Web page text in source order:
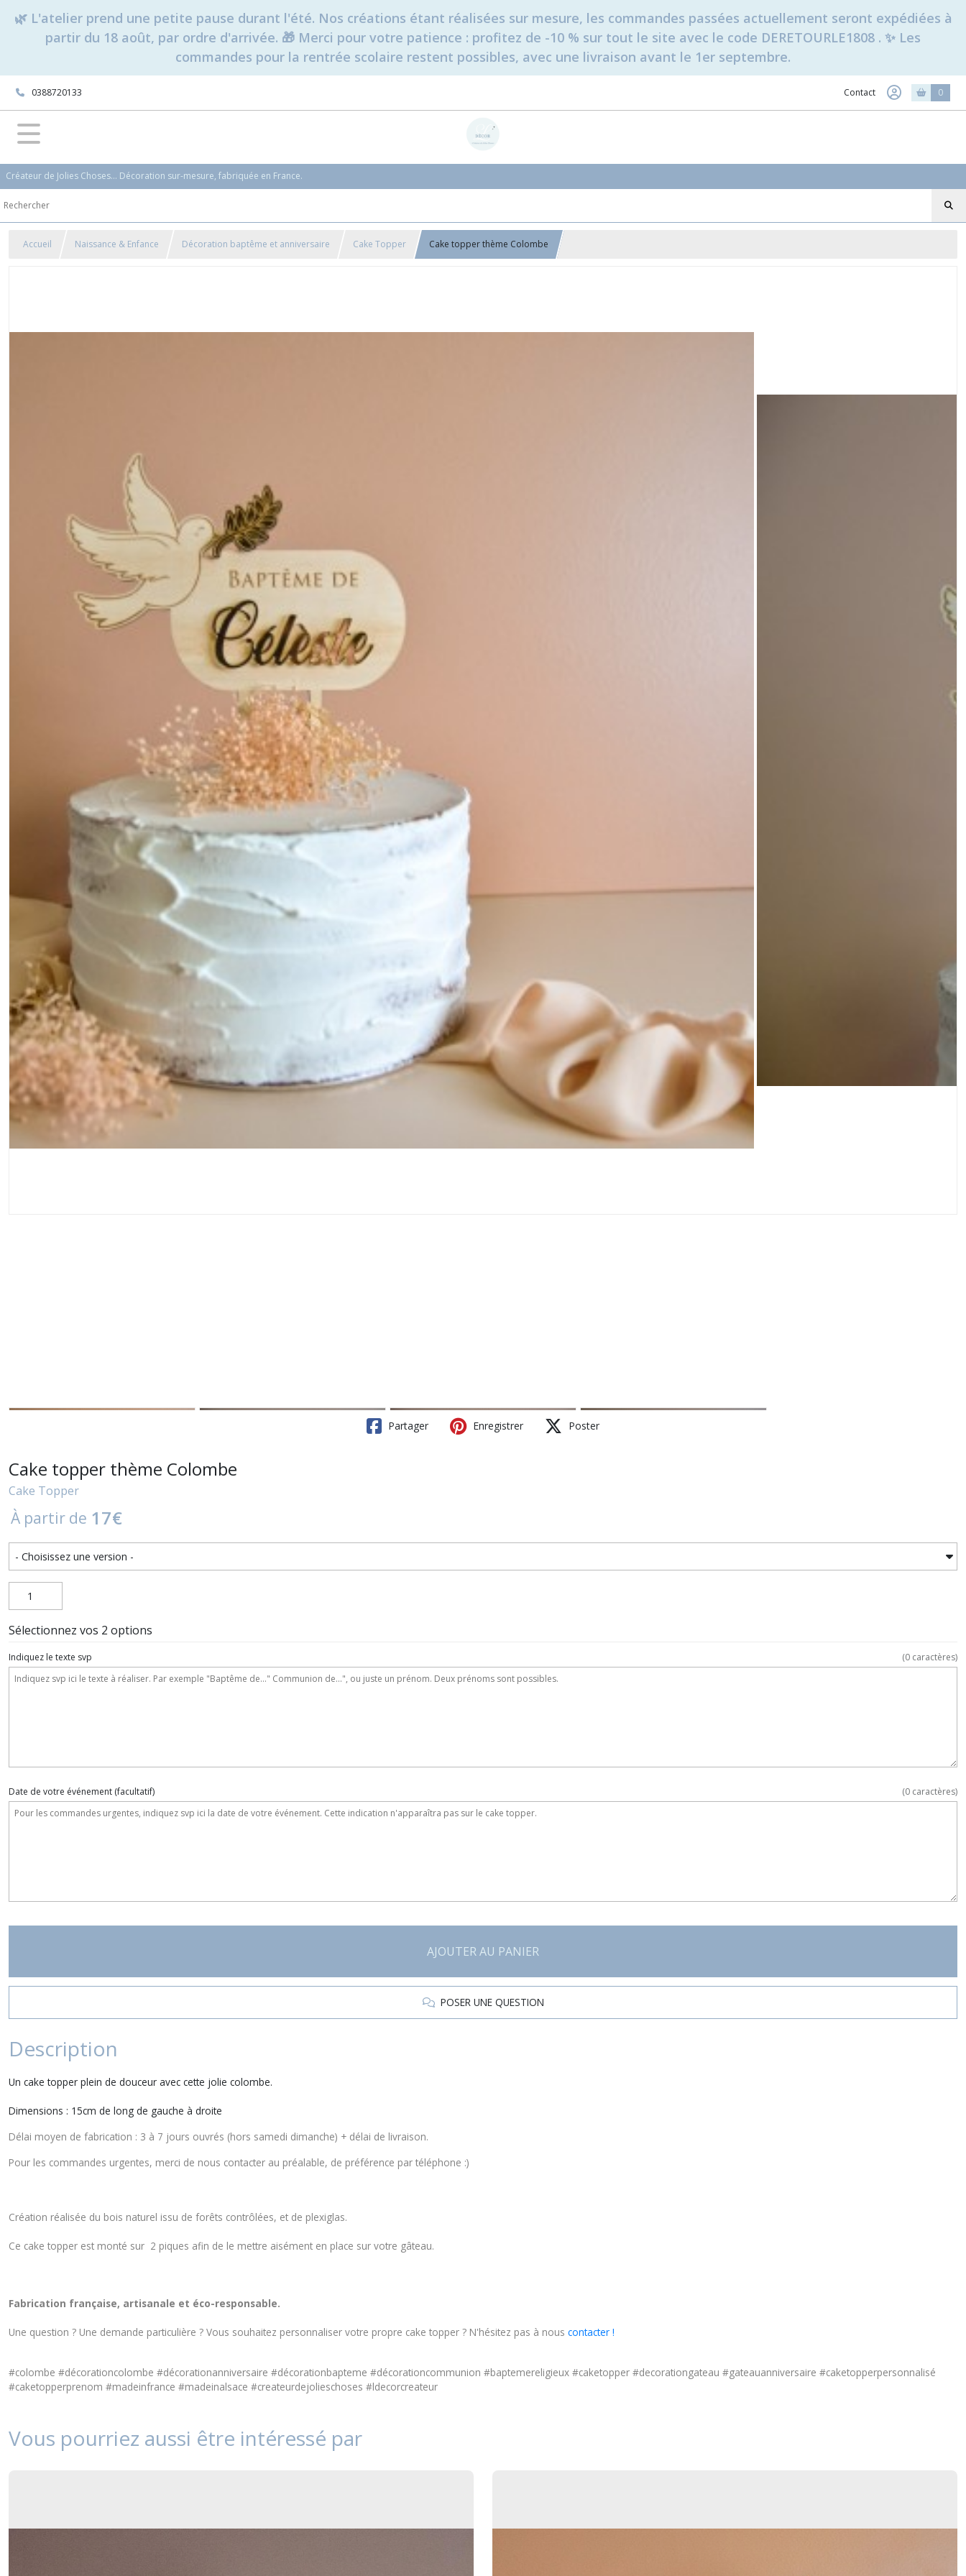
🌿 L'atelier prend une petite pause durant l'été. Nos créations étant réalisées sur mesure, les commandes passées actuellement seront expédiées à
partir du 18 août, par ordre d'arrivée. 🎁 Merci pour votre patience : profitez de -10 % sur tout le site avec le code DERETOURLE1808 . ✨ Les
commandes pour la rentrée scolaire restent possibles, avec une livraison avant le 1er septembre.
0388720133 Contact 0
Créateur de Jolies Choses... Décoration sur-mesure, fabriquée en France.
Accueil Naissance & Enfance Décoration baptême et anniversaire Cake Topper Cake topper thème Colombe
Partager Enregistrer Poster
Cake topper thème Colombe
Cake Topper
À partir de 17€
Sélectionnez vos 2 options
Indiquez le texte svp (0 caractères)
Date de votre événement (facultatif) (0 caractères)
AJOUTER AU PANIER
POSER UNE QUESTION
Description
Un cake topper plein de douceur avec cette jolie colombe.
Dimensions : 15cm de long de gauche à droite
Délai moyen de fabrication : 3 à 7 jours ouvrés (hors samedi dimanche) + délai de livraison.
Pour les commandes urgentes, merci de nous contacter au préalable, de préférence par téléphone :)
Création réalisée du bois naturel issu de forêts contrôlées, et de plexiglas.
Ce cake topper est monté sur 2 piques afin de le mettre aisément en place sur votre gâteau.
Fabrication française, artisanale et éco-responsable.
Une question ? Une demande particulière ? Vous souhaitez personnaliser votre propre cake topper ? N'hésitez pas à nous contacter !
#colombe #décorationcolombe #décorationanniversaire #décorationbapteme #décorationcommunion #baptemereligieux #caketopper #decorationgateau #gateauanniversaire #caketopperpersonnalisé
#caketopperprenom #madeinfrance #madeinalsace #createurdejolieschoses #ldecorcreateur
Vous pourriez aussi être intéressé par